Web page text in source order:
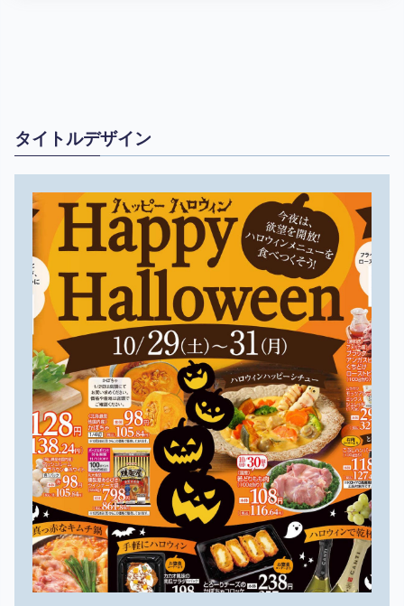
タイトルデザイン